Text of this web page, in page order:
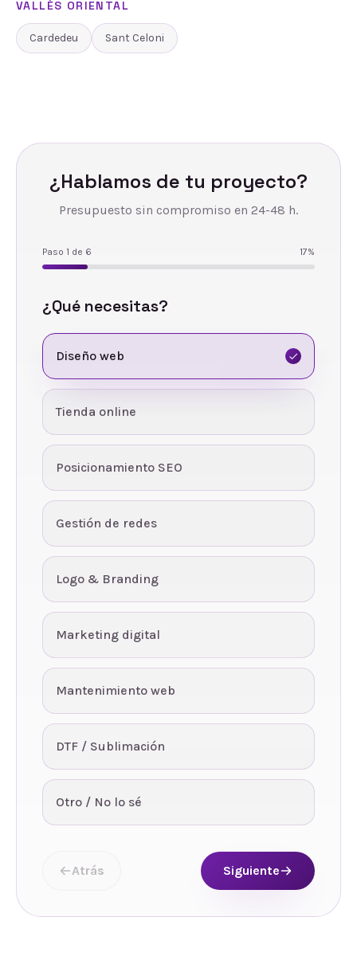
VALLÈS ORIENTAL
Cardedeu Sant Celoni
¿Hablamos de tu proyecto?
Presupuesto sin compromiso en 24-48 h.
Paso 1 de 6 17%
¿Qué necesitas?
Diseño web
Tienda online
Posicionamiento SEO
Gestión de redes
Logo & Branding
Marketing digital
Mantenimiento web
DTF / Sublimación
Otro / No lo sé
Atrás Siguiente